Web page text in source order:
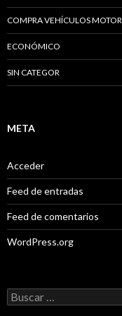
COMPRA VEHÍCULOS MOTOR
ECONÓMICO
SIN CATEGOR
META
Acceder
Feed de entradas
Feed de comentarios
WordPress.org
B
u